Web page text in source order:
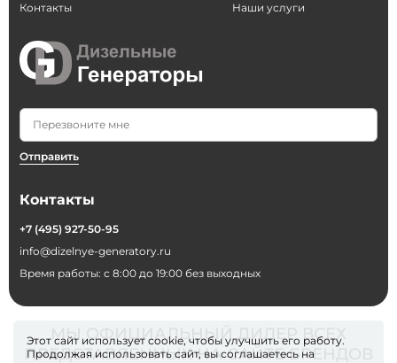
Контакты
Отправить
Наши услуги
Контакты
+7 (495) 927-50-95
info@dizelnye-generatory.ru
Время работы: с 8:00 до 19:00 без выходных
МЫ ОФИЦИАЛЬНЫЙ ДИЛЕР ВСЕХ
ПРЕДСТАВЛЕННЫХ НА САЙТЕ БРЕНДОВ
Этот сайт использует cookie, чтобы улучшить его работу.
Продолжая использовать сайт, вы соглашаетесь на